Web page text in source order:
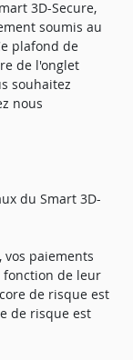
3D-Secure,
soumis au
plafond de
de l'onglet
souhaitez
nous
du Smart 3D-
vos paiements
fonction de leur
de risque est
de risque est